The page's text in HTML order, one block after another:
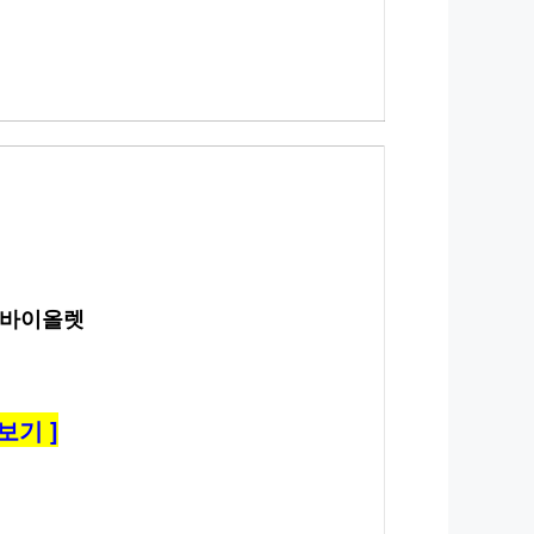
이올렛
기 ]